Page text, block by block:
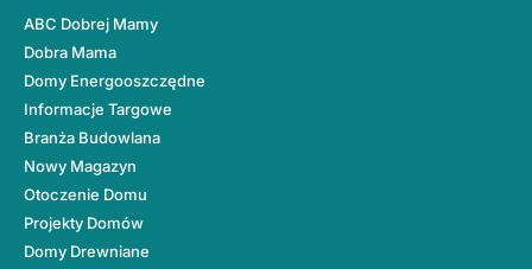
ABC Dobrej Mamy
Dobra Mama
Domy Energooszczędne
Informacje Targowe
Branża Budowlana
Nowy Magazyn
Otoczenie Domu
Projekty Domów
Domy Drewniane